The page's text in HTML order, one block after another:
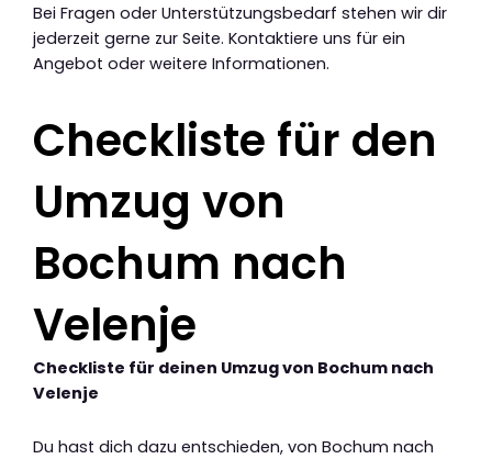
Bei Fragen oder Unterstützungsbedarf stehen wir dir
jederzeit gerne zur Seite. Kontaktiere uns für ein
Angebot oder weitere Informationen.
Checkliste für den
Umzug von
Bochum nach
Velenje
Checkliste für deinen Umzug von Bochum nach
Velenje
Du hast dich dazu entschieden, von Bochum nach